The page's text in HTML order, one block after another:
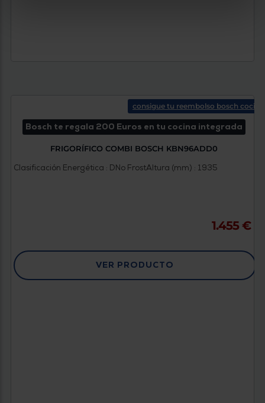
consigue tu reembolso bosch
Bosch te regala 200 Euros en tu cocina integrada
FRIGORÍFICO COMBI BOSCH KBN96ADD0
Clasificación Energética : DNo FrostAltura (mm) : 1935
1.455 €
VER PRODUCTO